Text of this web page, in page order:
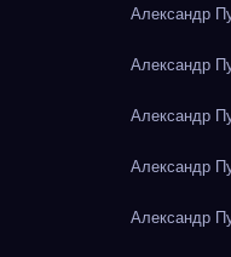
Александр
Александр
Александр
Александр
Александр